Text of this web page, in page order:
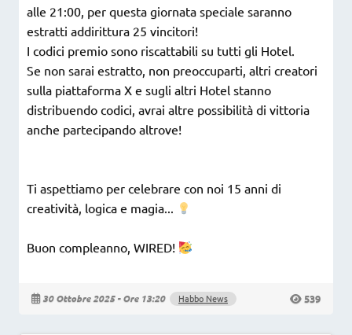
alle 21:00, per questa giornata speciale saranno
estratti addirittura 25 vincitori!
I codici premio sono riscattabili su tutti gli Hotel.
Se non sarai estratto, non preoccuparti, altri creatori
sulla piattaforma X e sugli altri Hotel stanno
distribuendo codici, avrai altre possibilità di vittoria
anche partecipando altrove!
Ti aspettiamo per celebrare con noi 15 anni di
creatività, logica e magia...
Buon compleanno, WIRED!
30 Ottobre 2025 - Ore 13:20 Habbo News 539